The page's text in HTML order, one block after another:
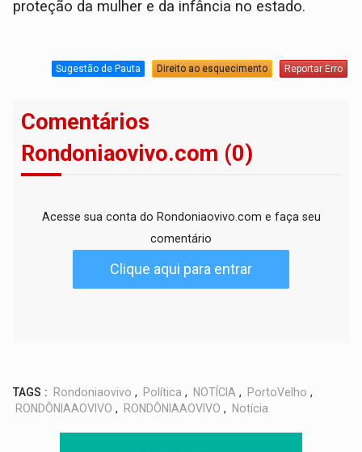
proteção da mulher e da infância no estado.
Sugestão de Pauta Direito ao esquecimento Reportar Erro
Comentários
Rondoniaovivo.com (0)
Acesse sua conta do Rondoniaovivo.com e faça seu
comentário
Clique aqui para entrar
TAGS : Rondoniaovivo , Política , NOTÍCIA , PortoVelho ,
RONDÔNIAAOVIVO , RONDÔNIAAOVIVO , Notícia